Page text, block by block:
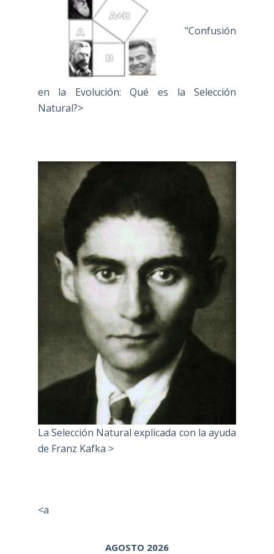
"Confusión
en la Evolución: Qué es la Selección
Natural?>
La Selección Natural explicada con la ayuda
de Franz Kafka >
<a
AGOSTO 2026